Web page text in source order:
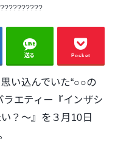
送る Pocket
い込んでいた“○○の
ラエティー『インザシ
？～』を３月10日